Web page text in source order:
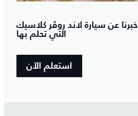
أخبرنا عن سيارة لاند روڤر كلاسيك
التي تحلم بها
استعلم الآن